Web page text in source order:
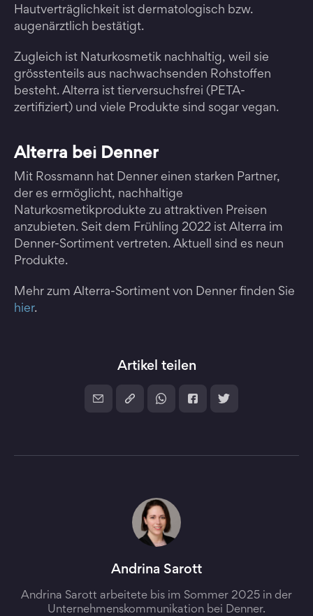
Hautverträglichkeit ist dermatologisch bzw.
augenärztlich bestätigt.
Zugleich ist Naturkosmetik nachhaltig, weil sie
grösstenteils aus nachwachsenden Rohstoffen
besteht. Alterra ist tierversuchsfrei (PETA-
zertifiziert) und viele Produkte sind sogar vegan.
Alterra bei Denner
Mit Rossmann hat Denner einen starken Partner,
der es ermöglicht, nachhaltige
Naturkosmetikprodukte zu attraktiven Preisen
anzubieten. Seit dem Frühling 2022 ist Alterra im
Denner-Sortiment vertreten. Aktuell sind es neun
Produkte.
Mehr zum Alterra-Sortiment von Denner finden Sie
hier.
Artikel teilen
Andrina Sarott
Andrina Sarott arbeitete bis im Sommer 2025 in der
Unternehmenskommunikation bei Denner.